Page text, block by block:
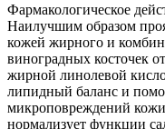
Фармакологическое
Наилучшим образом
кожей жирного и
виноградных косточек
жирной линолевой
липидный баланс и
микроповреждений
нормализует функции